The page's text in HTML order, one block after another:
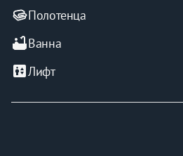
Полотенца
bathtubВанна
elevatorЛифт